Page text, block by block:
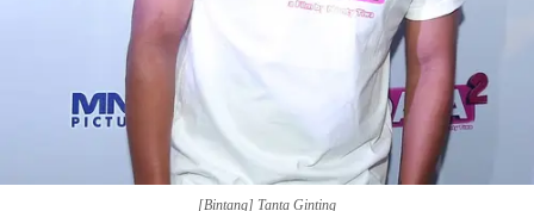
[Bintang] Tanta Ginting